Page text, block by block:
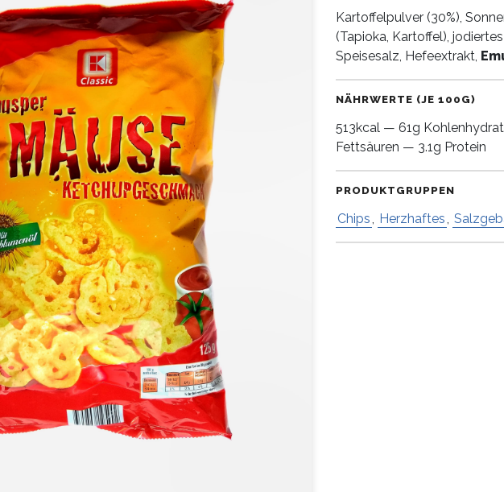
Kartoffelpulver (30%),
(Tapioka, Kartoffel),
Speisesalz, Hefeextrakt,
NÄHRWERTE (JE 100G)
513kcal — 61g
Fettsäuren — 3.1g Protein
PRODUKTGRUPPEN
Chips, Herzhaftes,